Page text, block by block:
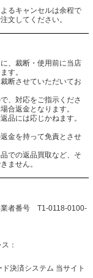
るキャンセルは余程で
文してください。
、裁断・使用前に当店
す。
断させていただいてお
、対応をご指示くださ
合返金となります。
品には応じかねます。
金を持って免責とさせ
での返品買取など、そ
ません。
業者番号 T1-0118-0100-
：
当サイト